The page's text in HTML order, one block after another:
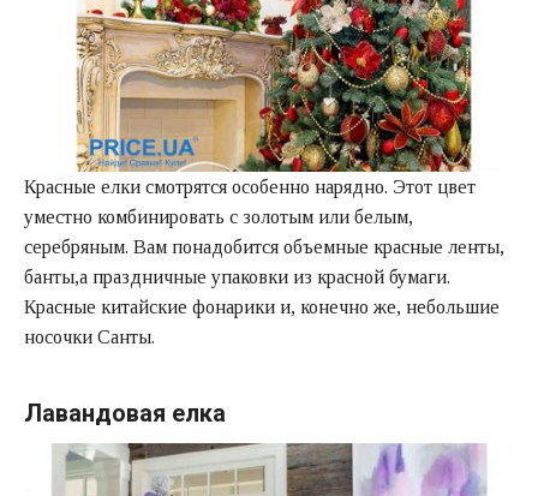
Красные елки смотрятся особенно нарядно. Этот цвет
уместно комбинировать с золотым или белым,
серебряным. Вам понадобится объемные красные ленты,
банты,а праздничные упаковки из красной бумаги.
Красные китайские фонарики и, конечно же, небольшие
носочки Санты.
Лавандовая елка